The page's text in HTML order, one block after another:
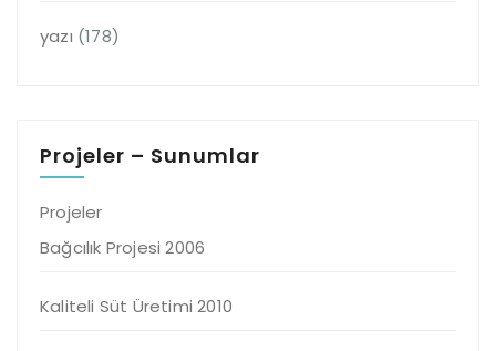
yazı (178)
Projeler – Sunumlar
Projeler
Bağcılık Projesi 2006
Kaliteli Süt Üretimi 2010